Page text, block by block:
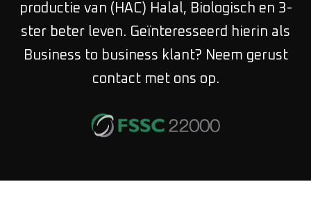
productie van (HAC) Halal, Biologisch en 3-
ster beter leven. Geïnteresseerd hierin als
Business to business klant? Neem gerust
contact met ons op.